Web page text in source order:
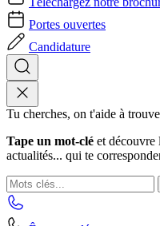
Portes ouvertes
Candidature
Tu cherches, on t'aide à
Tape un mot-clé et découvre
actualités... qui te